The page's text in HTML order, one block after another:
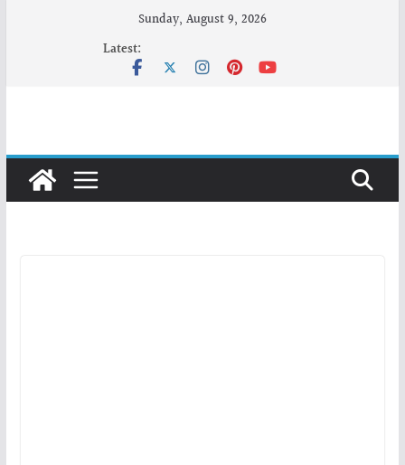
Sunday, August 9, 2026
Latest: